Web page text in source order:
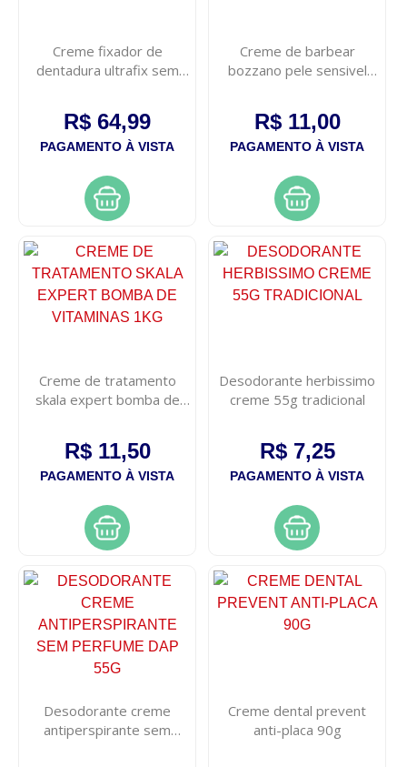
Creme fixador de
dentadura ultrafix sem
R$ 64,99
PAGAMENTO À VISTA
Creme de barbear
bozzano pele sensivel
R$ 11,00
PAGAMENTO À VISTA
Creme de tratamento
skala expert bomba de
R$ 11,50
PAGAMENTO À VISTA
Desodorante herbissimo
creme 55g tradicional
R$ 7,25
PAGAMENTO À VISTA
Desodorante creme
antiperspirante sem
Creme dental prevent
anti-placa 90g